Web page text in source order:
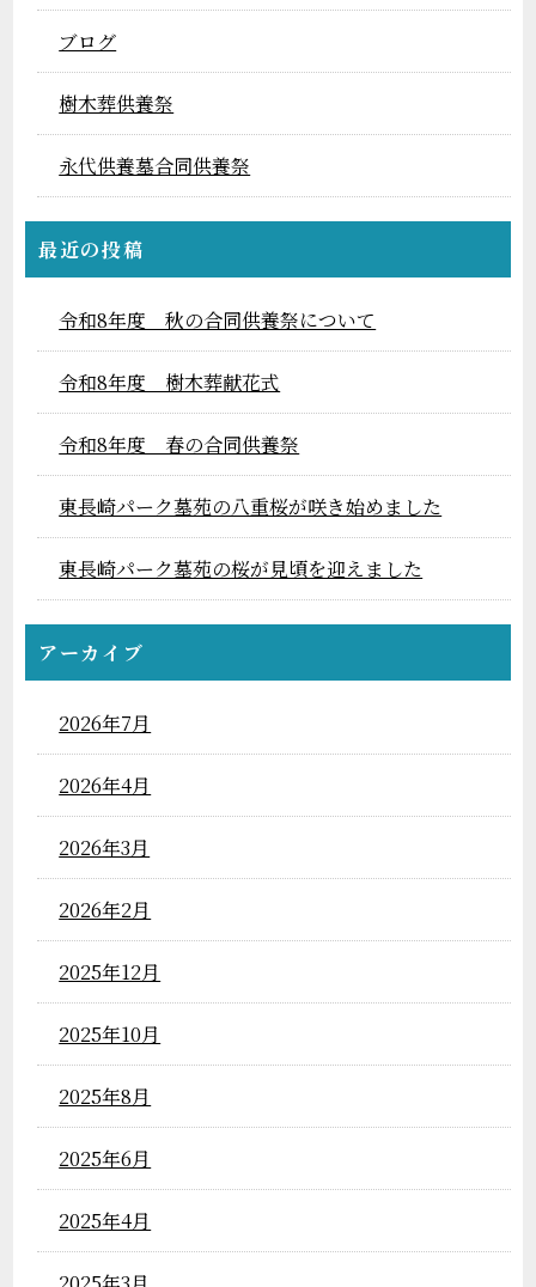
ブログ
樹木葬供養祭
永代供養墓合同供養祭
最近の投稿
令和8年度 秋の合同供養祭について
令和8年度 樹木葬献花式
令和8年度 春の合同供養祭
東長崎パーク墓苑の八重桜が咲き始めました
東長崎パーク墓苑の桜が見頃を迎えました
アーカイブ
2026年7月
2026年4月
2026年3月
2026年2月
2025年12月
2025年10月
2025年8月
2025年6月
2025年4月